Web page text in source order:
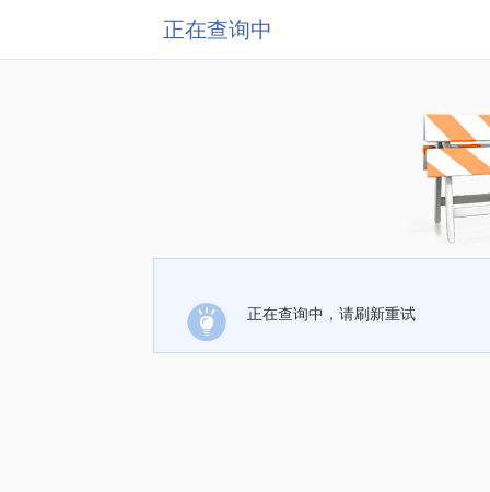
正在查询中
正在查询中，请刷新重试